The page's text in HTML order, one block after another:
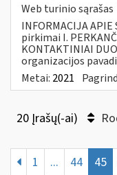
Web turinio sąrašas
INFORMACIJA APIE
pirkimai I.
KONTAKTINIAI
organizacijos
Metai: 2021
20 Įrašų(-ai)
1 ... 44 45